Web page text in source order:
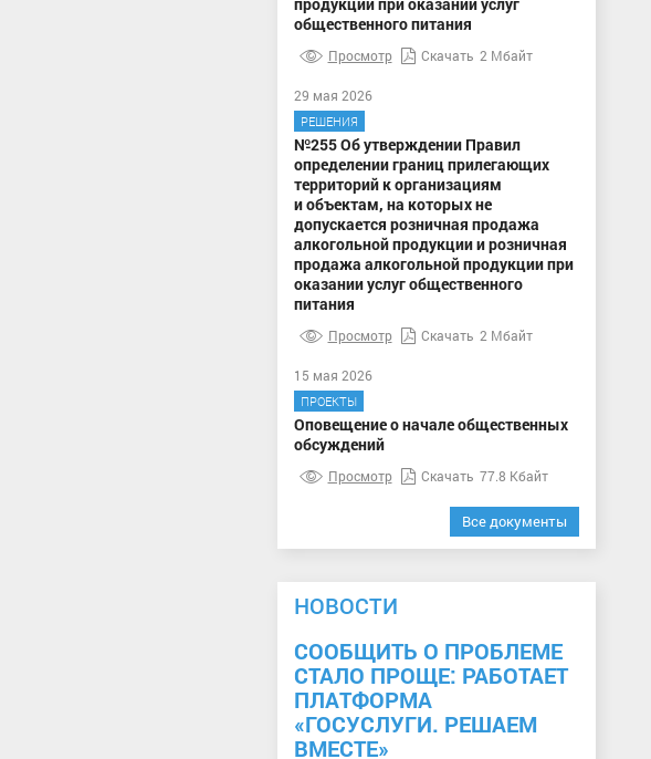
общественного питания
Просмотр Скачать 2 Мбайт
29 мая 2026
РЕШЕНИЯ
№255 Об утверждении Правил
определении границ прилегающих
территорий к организациям
и объектам, на которых не
допускается розничная продажа
алкогольной продукции и розничная
продажа алкогольной продукции при
оказании услуг общественного
питания
Просмотр Скачать 2 Мбайт
15 мая 2026
ПРОЕКТЫ
Оповещение о начале общественных
обсуждений
Просмотр Скачать 77.8 Кбайт
Все документы
НОВОСТИ
СООБЩИТЬ О ПРОБЛЕМЕ
СТАЛО ПРОЩЕ: РАБОТАЕТ
ПЛАТФОРМА
«ГОСУСЛУГИ. РЕШАЕМ
ВМЕСТЕ»